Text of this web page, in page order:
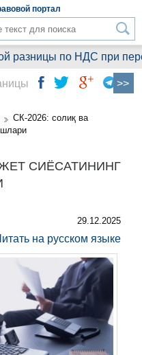
портал
разницы по НДС при
СК-2026: солиқ ва
СИЁСАТИНИНГ
29.12.2025
на русском языке